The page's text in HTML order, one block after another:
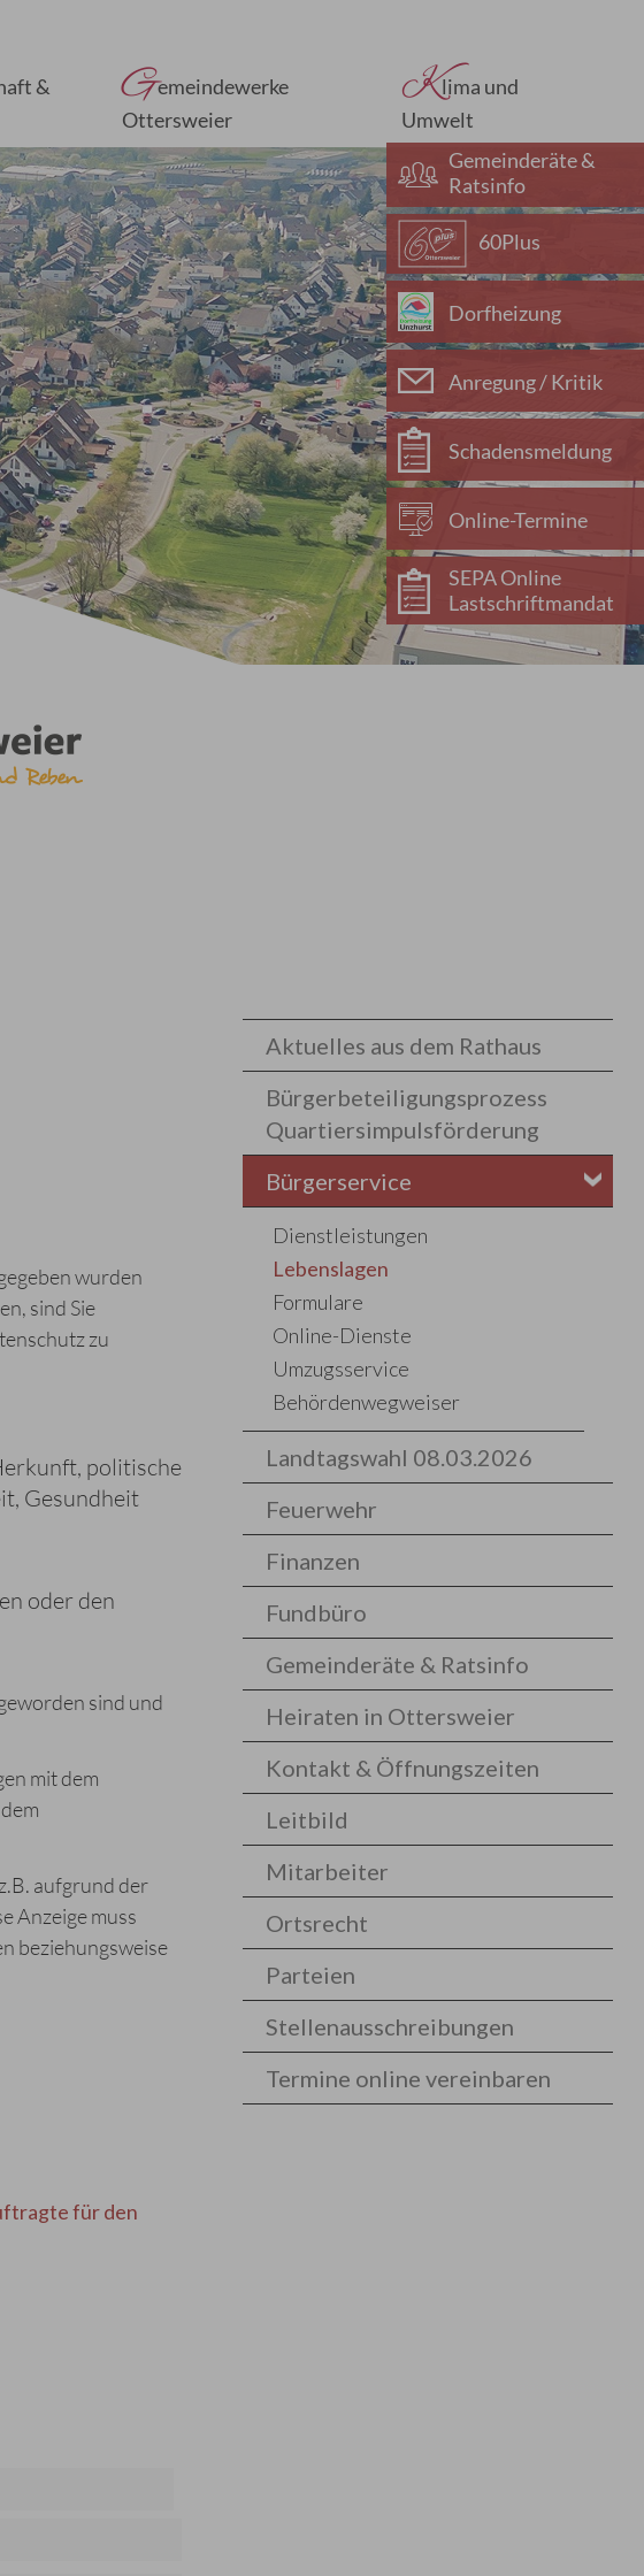
&
Gemeindewerke
Ottersweier
Klima und
Umwelt
Gemeinderäte &
Ratsinfo
60Plus
Dorfheizung
Anregung / Kritik
Schadensmeldung
Online-Termine
SEPA Online
Lastschriftmandat
wurden
sind Sie
zu
politische
Gesundheit
oder den
sind und
mit dem
aufgrund der
Anzeige muss
beziehungsweise
für den
Aktuelles aus dem Rathaus
Bürgerbeteiligungsprozess
Quartiersimpulsförderung
Bürgerservice
Dienstleistungen
Lebenslagen
Formulare
Online-Dienste
Umzugsservice
Behördenwegweiser
Landtagswahl 08.03.2026
Feuerwehr
Finanzen
Fundbüro
Gemeinderäte & Ratsinfo
Heiraten in Ottersweier
Kontakt & Öffnungszeiten
Leitbild
Mitarbeiter
Ortsrecht
Parteien
Stellenausschreibungen
Termine online vereinbaren